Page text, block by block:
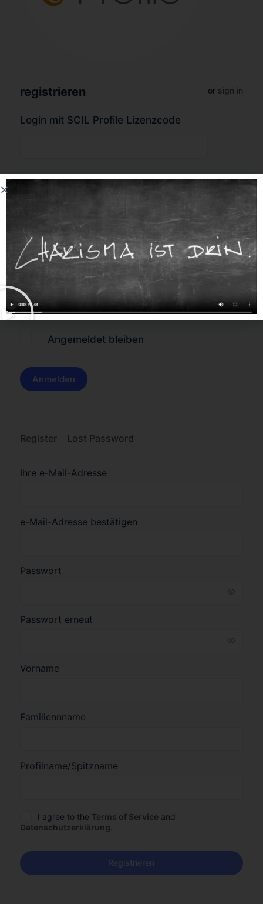
registrieren or sign in
Login mit SCIL Profile Lizenzcode
Forgot Password?
Angemeldet bleiben
Register Lost Password
Ihre e-Mail-Adresse
e-Mail-Adresse bestätigen
Passwort
Passwort erneut
Vorname
Familiennname
Profilname/Spitzname
I agree to the Terms of Service and
Datenschutzerklärung